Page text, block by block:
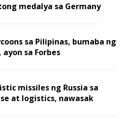
medalya sa Germany
sa Pilipinas, bumaba ng
sa Forbes
missiles ng Russia sa
at logistics, nawasak